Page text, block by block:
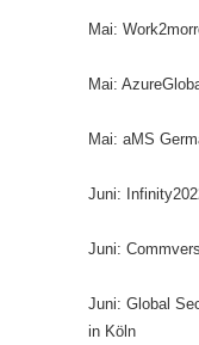
Mai:
Mai:
Mai: aMS
Juni:
Juni:
Juni: Global
in Köln